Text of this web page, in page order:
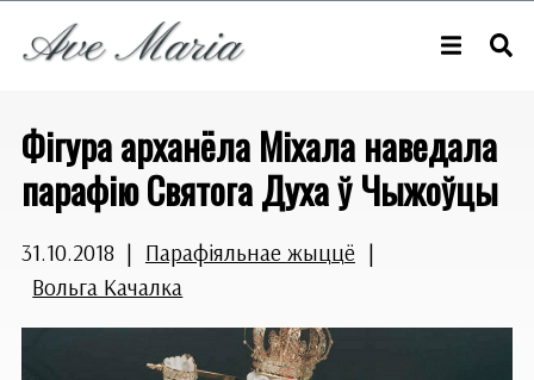
Фігура арханёла Міхала наведала
парафію Святога Духа ў Чыжоўцы
31.10.2018 | Парафіяльнае жыццё |
Вольга Качалка